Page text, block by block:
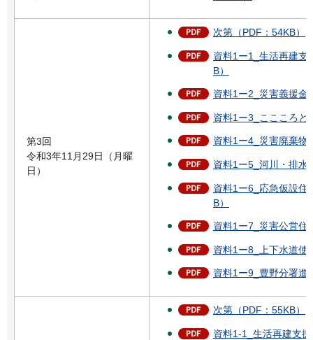
第3回
令和3年11月29日（月曜
日）
次第（PDF：54KB）
資料1ー1_生活再建支
B）
資料1ー2_災害義援金
資料1ー3_ここころと
資料1ー4_災害廃棄物
資料1ー5_河川・排水
資料1ー6_応急仮設住
B）
資料1ー7_災害公営住
資料1ー8_上下水道使
資料1ー9_豊野分署進
次第（PDF：55KB）
資料1-1_生活再建支